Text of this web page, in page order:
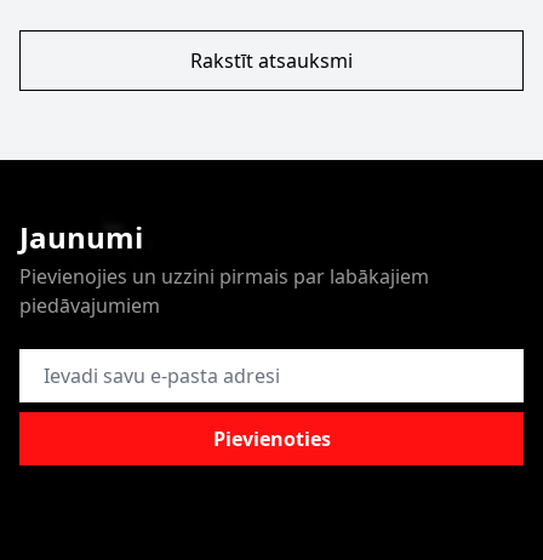
Rakstīt atsauksmi
Jaunumi
Pievienojies un uzzini pirmais par labākajiem
piedāvajumiem
E-pasta adrese
Pievienoties